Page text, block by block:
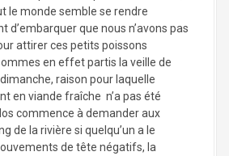
le monde semble se rendre
d’embarquer que nous n’avons pas
attirer ces petits poissons
en effet partis la veille de
raison pour laquelle
en viande fraîche n’a pas été
commence à demander aux
de la rivière si quelqu’un a le
de tête négatifs, la